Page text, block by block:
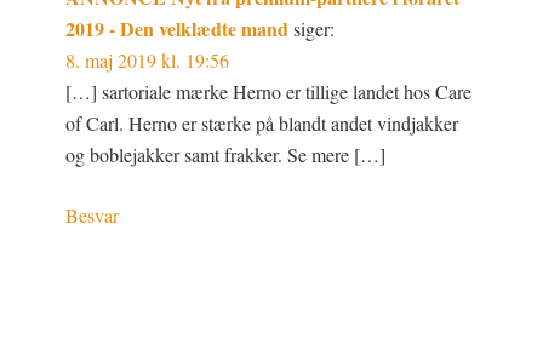
2019 - Den velklædte mand siger:
8. maj 2019 kl. 19:56
[…] sartoriale mærke Herno er tillige landet hos Care
of Carl. Herno er stærke på blandt andet vindjakker
og boblejakker samt frakker. Se mere […]
Besvar